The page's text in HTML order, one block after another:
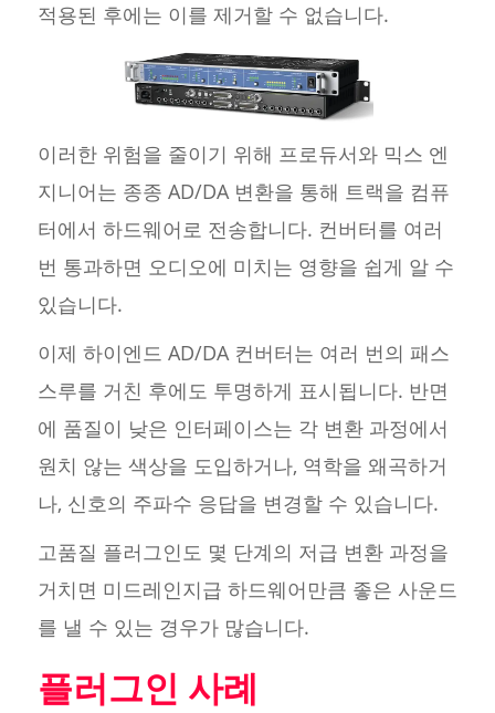
적용된 후에는 이를 제거할 수 없습니다.
이러한 위험을 줄이기 위해 프로듀서와 믹스 엔
지니어는 종종 AD/DA 변환을 통해 트랙을 컴퓨
터에서 하드웨어로 전송합니다. 컨버터를 여러
번 통과하면 오디오에 미치는 영향을 쉽게 알 수
있습니다.
이제 하이엔드 AD/DA 컨버터는 여러 번의 패스
스루를 거친 후에도 투명하게 표시됩니다. 반면
에 품질이 낮은 인터페이스는 각 변환 과정에서
원치 않는 색상을 도입하거나, 역학을 왜곡하거
나, 신호의 주파수 응답을 변경할 수 있습니다.
고품질 플러그인도 몇 단계의 저급 변환 과정을
거치면 미드레인지급 하드웨어만큼 좋은 사운드
를 낼 수 있는 경우가 많습니다.
플러그인 사례